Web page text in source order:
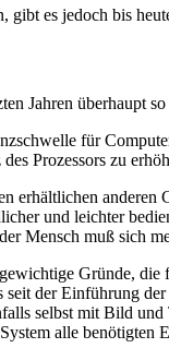
es jedoch bis
Jahren überhaupt
für
Prozessors zu
und leichter
Mensch muß sich
Gründe,
der Einführung
selbst mit Bild
alle